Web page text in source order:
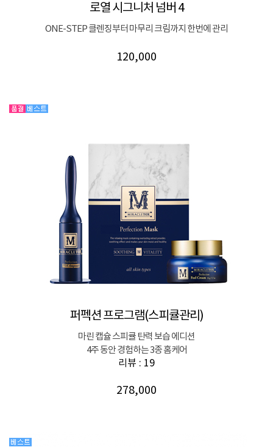
로열 시그니처 넘버 4
ONE-STEP 클렌징부터 마무리 크림까지 한번에 관리
120,000
퍼펙션 프로그램(스피큘관리)
마린 캡슐 스피큘 탄력 보습 에디션
4주 동안 경험하는 3종 홈케어
리뷰 : 19
278,000